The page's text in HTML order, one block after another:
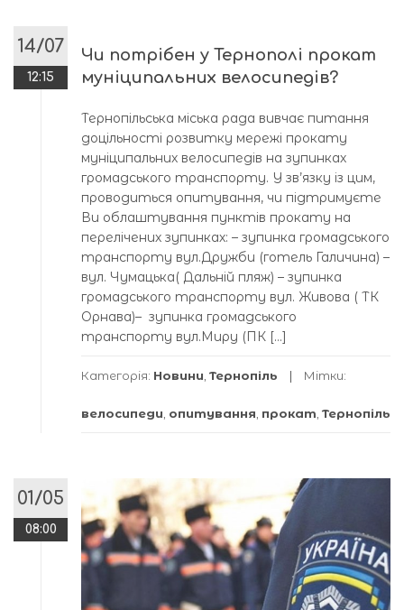
14/07
12:15
Чи потрібен у Тернополі прокат
муніципальних велосипедів?
Тернопільська міська рада вивчає питання
доцільності розвитку мережі прокату
муніципальних велосипедів на зупинках
громадського транспорту. У зв’язку із цим,
проводиться опитування, чи підтримуєте
Ви облаштування пунктів прокату на
перелічених зупинках: – зупинка громадського
транспорту вул.Дружби (готель Галичина) –
вул. Чумацька( Дальній пляж) – зупинка
громадського транспорту вул. Живова ( ТК
Орнава)– зупинка громадського
транспорту вул.Миру (ПК […]
Категорія: Новини Тернопіль Мітки:
велосипеди опитування прокат Тернопіль
01/05
08:00